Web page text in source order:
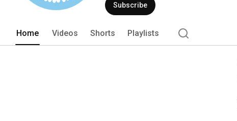
Subscribe
Home Videos Shorts Playlists